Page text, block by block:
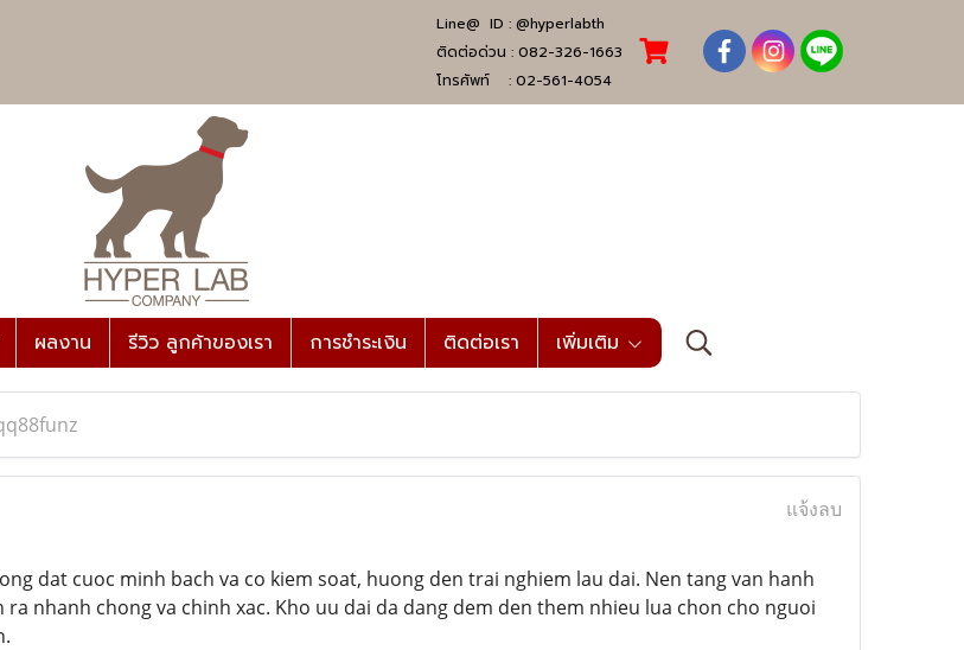
Line@ ID : @hyperlabth
ติดต่อด่วน : 082-326-1663
โทรศัพท์ : 02-561-4054
ผลงาน รีวิว ลูกค้าของเรา การชำระเงิน ติดต่อเรา เพิ่มเติม
แจ้งลบ
dat cuoc minh bach va co kiem soat, huong den trai nghiem lau dai. Nen tang van hanh
nhanh chong va chinh xac. Kho uu dai da dang dem den them nhieu lua chon cho nguoi